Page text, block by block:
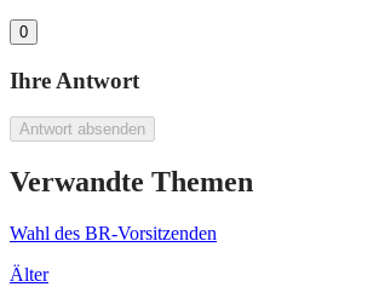
0
Ihre Antwort
Antwort absenden
Verwandte Themen
Wahl des BR-Vorsitzenden
Älter